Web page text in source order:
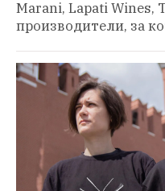
Marani, Lapati Wines,
производители, за